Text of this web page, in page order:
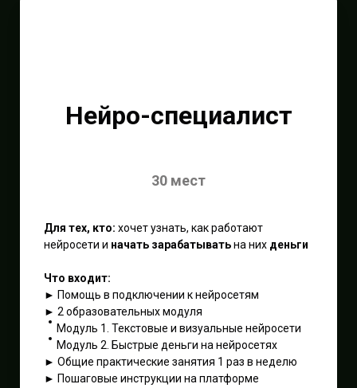
Нейро-специалист
30 мест
Для тех, кто: хочет узнать, как работают
нейросети и начать зарабатыватьна них деньги
Что входит:
► Помощь в подключении к нейросетям
► 2 образовательных модуля
Модуль 1. Текстовые и визуальные нейросети
Модуль 2. Быстрые деньги на нейросетях
► Общие практические занятия 1 раз в неделю
► Пошаговые инструкции на платформе